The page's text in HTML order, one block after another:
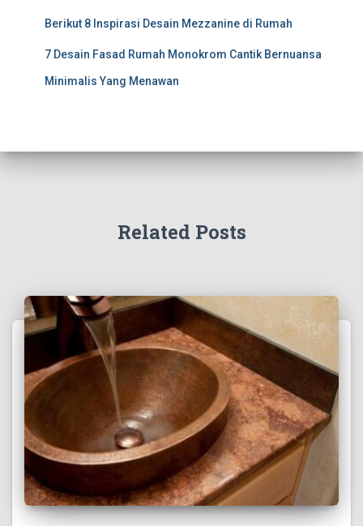
Berikut 8 Inspirasi Desain Mezzanine di Rumah
7 Desain Fasad Rumah Monokrom Cantik Bernuansa
Minimalis Yang Menawan
Related Posts